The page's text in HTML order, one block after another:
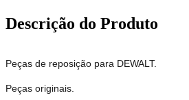
Descrição do Produto
Peças de reposição para DEWALT.
Peças originais.